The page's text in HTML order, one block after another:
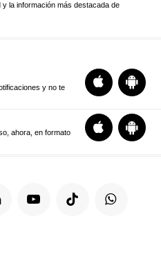
y la información más destacada de
y no te
ahora, en formato